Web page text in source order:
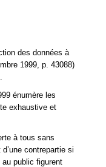
des données à
1999, p. 43088)
énumère les
exhaustive et
à tous sans
contrepartie si
public figurent